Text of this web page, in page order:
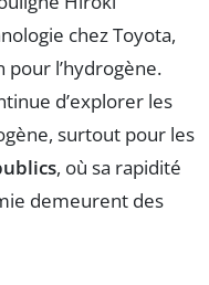
chez Toyota,
l’hydrogène.
d’explorer les
surtout pour les
, où sa rapidité
demeurent des